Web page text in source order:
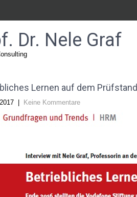
Dr. Nele Graf
Lernen auf dem Prüfstand
Keine Kommentare